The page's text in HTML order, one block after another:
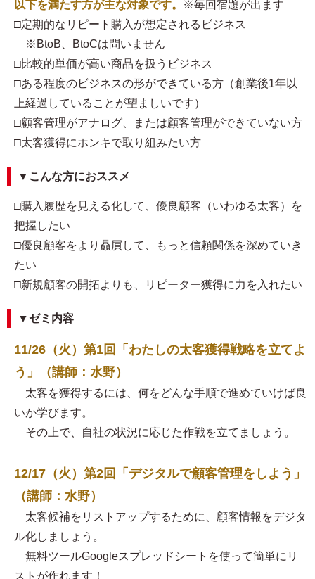
以下を満たす方が主な対象です。
※毎回宿題が出ます
□定期的なリピート購入が想定されるビジネス
※BtoB、BtoCは問いません
□比較的単価が高い商品を扱うビジネス
□ある程度のビジネスの形ができている方（創業後1年以
上経過していることが望ましいです）
□顧客管理がアナログ、または顧客管理ができていない方
□太客獲得にホンキで取り組みたい方
▼こんな方におススメ
□購入履歴を見える化して、優良顧客（いわゆる太客）を
把握したい
□優良顧客をより贔屓して、もっと信頼関係を深めていき
たい
□新規顧客の開拓よりも、リピーター獲得に力を入れたい
▼ゼミ内容
11/26（火）第1回「わたしの太客獲得戦略を立てよ
う」（講師：水野）
太客を獲得するには、何をどんな手順で進めていけば良
いか学びます。
その上で、自社の状況に応じた作戦を立てましょう。
12/17（火）第2回「デジタルで顧客管理をしよう」
（講師：水野）
太客候補をリストアップするために、顧客情報をデジタ
ル化しましょう。
無料ツールGoogleスプレッドシートを使って簡単にリ
ストが作れます！